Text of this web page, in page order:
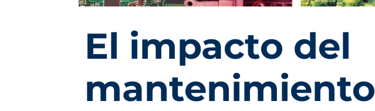
El impacto del
mantenimiento